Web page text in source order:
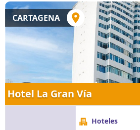
CARTAGENA
Hotel La Gran Vía
Hoteles